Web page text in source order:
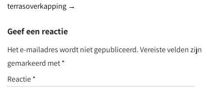
terrasoverkapping →
Geef een reactie
Het e-mailadres wordt niet gepubliceerd.Vereiste velden zijn
gemarkeerd met*
Reactie*